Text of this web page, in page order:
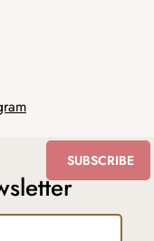
SUBSCRIBE